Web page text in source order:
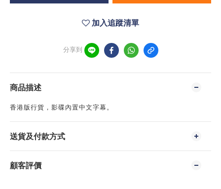
加入追蹤清單
分享到
商品描述
香港版行貨，影碟內置中文字幕。
送貨及付款方式
顧客評價